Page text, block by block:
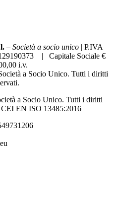
– Società a socio unico | P.IVA
| Capitale Sociale €
i.v.
a Socio Unico. Tutti i diritti
a Socio Unico. Tutti i diritti
EN ISO 13485:2016